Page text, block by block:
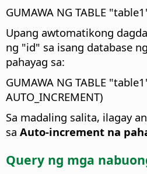
GUMAWA NG TABLE
Upang awtomatikong
ng "id" sa isang database
pahayag sa:
GUMAWA NG TABLE
AUTO_INCREMENT)
Sa madaling salita, ilagay
sa Auto-increment na
Query ng mga